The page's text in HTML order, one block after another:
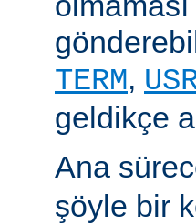
TERM,
geldikçe
Ana
şöyle bir